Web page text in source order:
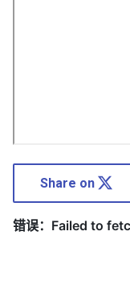
Share on